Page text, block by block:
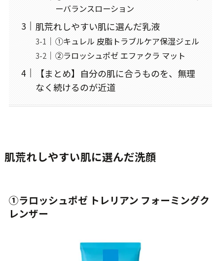
ーバランスローション
肌荒れしやすい肌に選んだ乳液
①キュレル 皮脂トラブルケア保湿ジェル
②ラロッシュポゼ エファクラ マット
【まとめ】自分の肌に合うものを、無理
なく続けるのが近道
肌荒れしやすい肌に選んだ洗顔
①ラロッシュポゼ トレリアン フォーミングク
レンザー